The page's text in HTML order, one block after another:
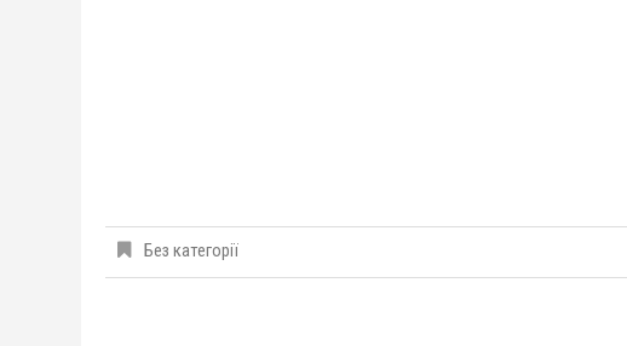
Без категорії